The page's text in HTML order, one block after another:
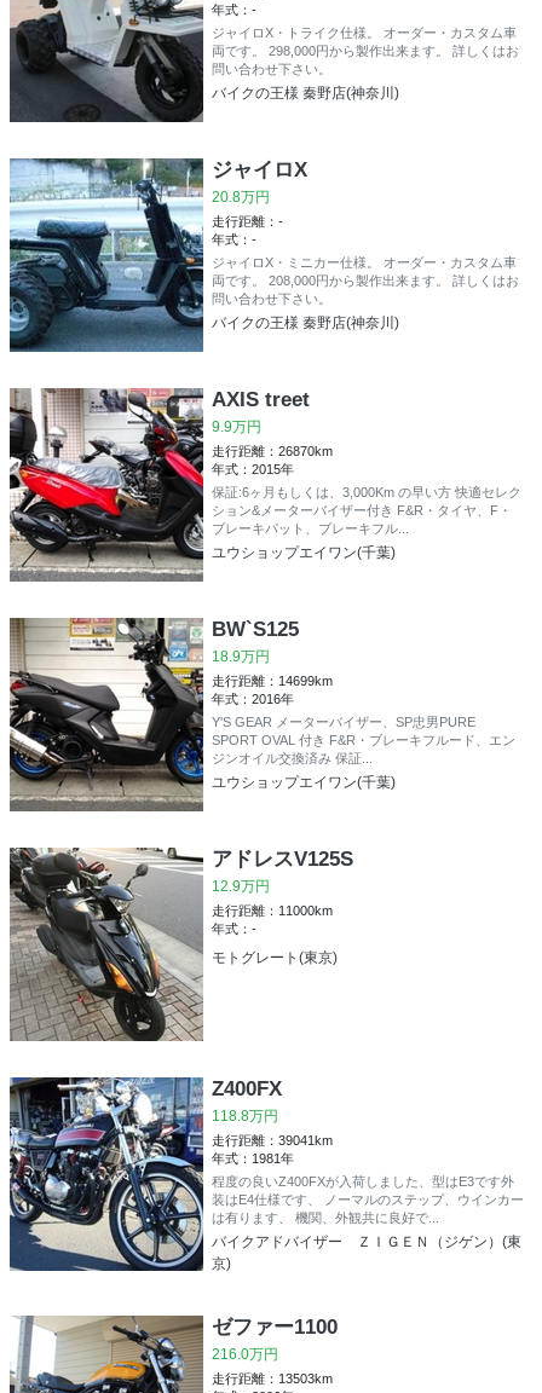
年式：-
ジャイロX・トライク仕様。 オーダー・カスタム車
両です。 298,000円から製作出来ます。 詳しくはお
問い合わせ下さい。
バイクの王様 秦野店(神奈川)
ジャイロX
20.8万円
走行距離：-
年式：-
ジャイロX・ミニカー仕様。 オーダー・カスタム車
両です。 208,000円から製作出来ます。 詳しくはお
問い合わせ下さい。
バイクの王様 秦野店(神奈川)
AXIS treet
9.9万円
走行距離：26870km
年式：2015年
保証:6ヶ月もしくは、3,000Km の早い方 快適セレク
ション&メーターバイザー付き F&R・タイヤ、F・
ブレーキパット、ブレーキフル...
ユウショップエイワン(千葉)
BW`S125
18.9万円
走行距離：14699km
年式：2016年
Y'S GEAR メーターバイザー、SP忠男PURE
SPORT OVAL 付き F&R・ブレーキフルード、エン
ジンオイル交換済み 保証...
ユウショップエイワン(千葉)
アドレスV125S
12.9万円
走行距離：11000km
年式：-
モトグレート(東京)
Z400FX
118.8万円
走行距離：39041km
年式：1981年
程度の良いZ400FXが入荷しました、型はE3です外
装はE4仕様です、 ノーマルのステップ、ウインカー
は有ります、 機関、外観共に良好で...
バイクアドバイザー ＺＩＧＥＮ（ジゲン）(東
京)
ゼファー1100
216.0万円
走行距離：13503km